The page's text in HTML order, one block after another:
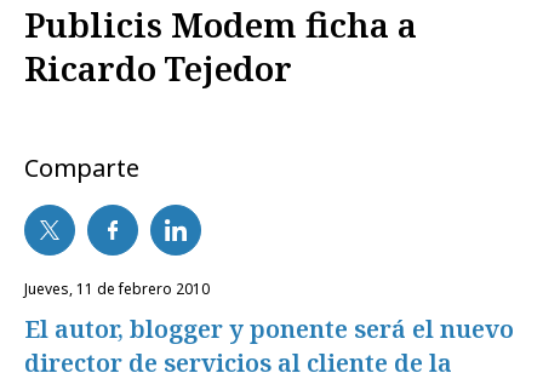
Publicis Modem ficha a
Ricardo Tejedor
Comparte
jueves, 11 de febrero 2010
El autor, blogger y ponente será el nuevo
director de servicios al cliente de la